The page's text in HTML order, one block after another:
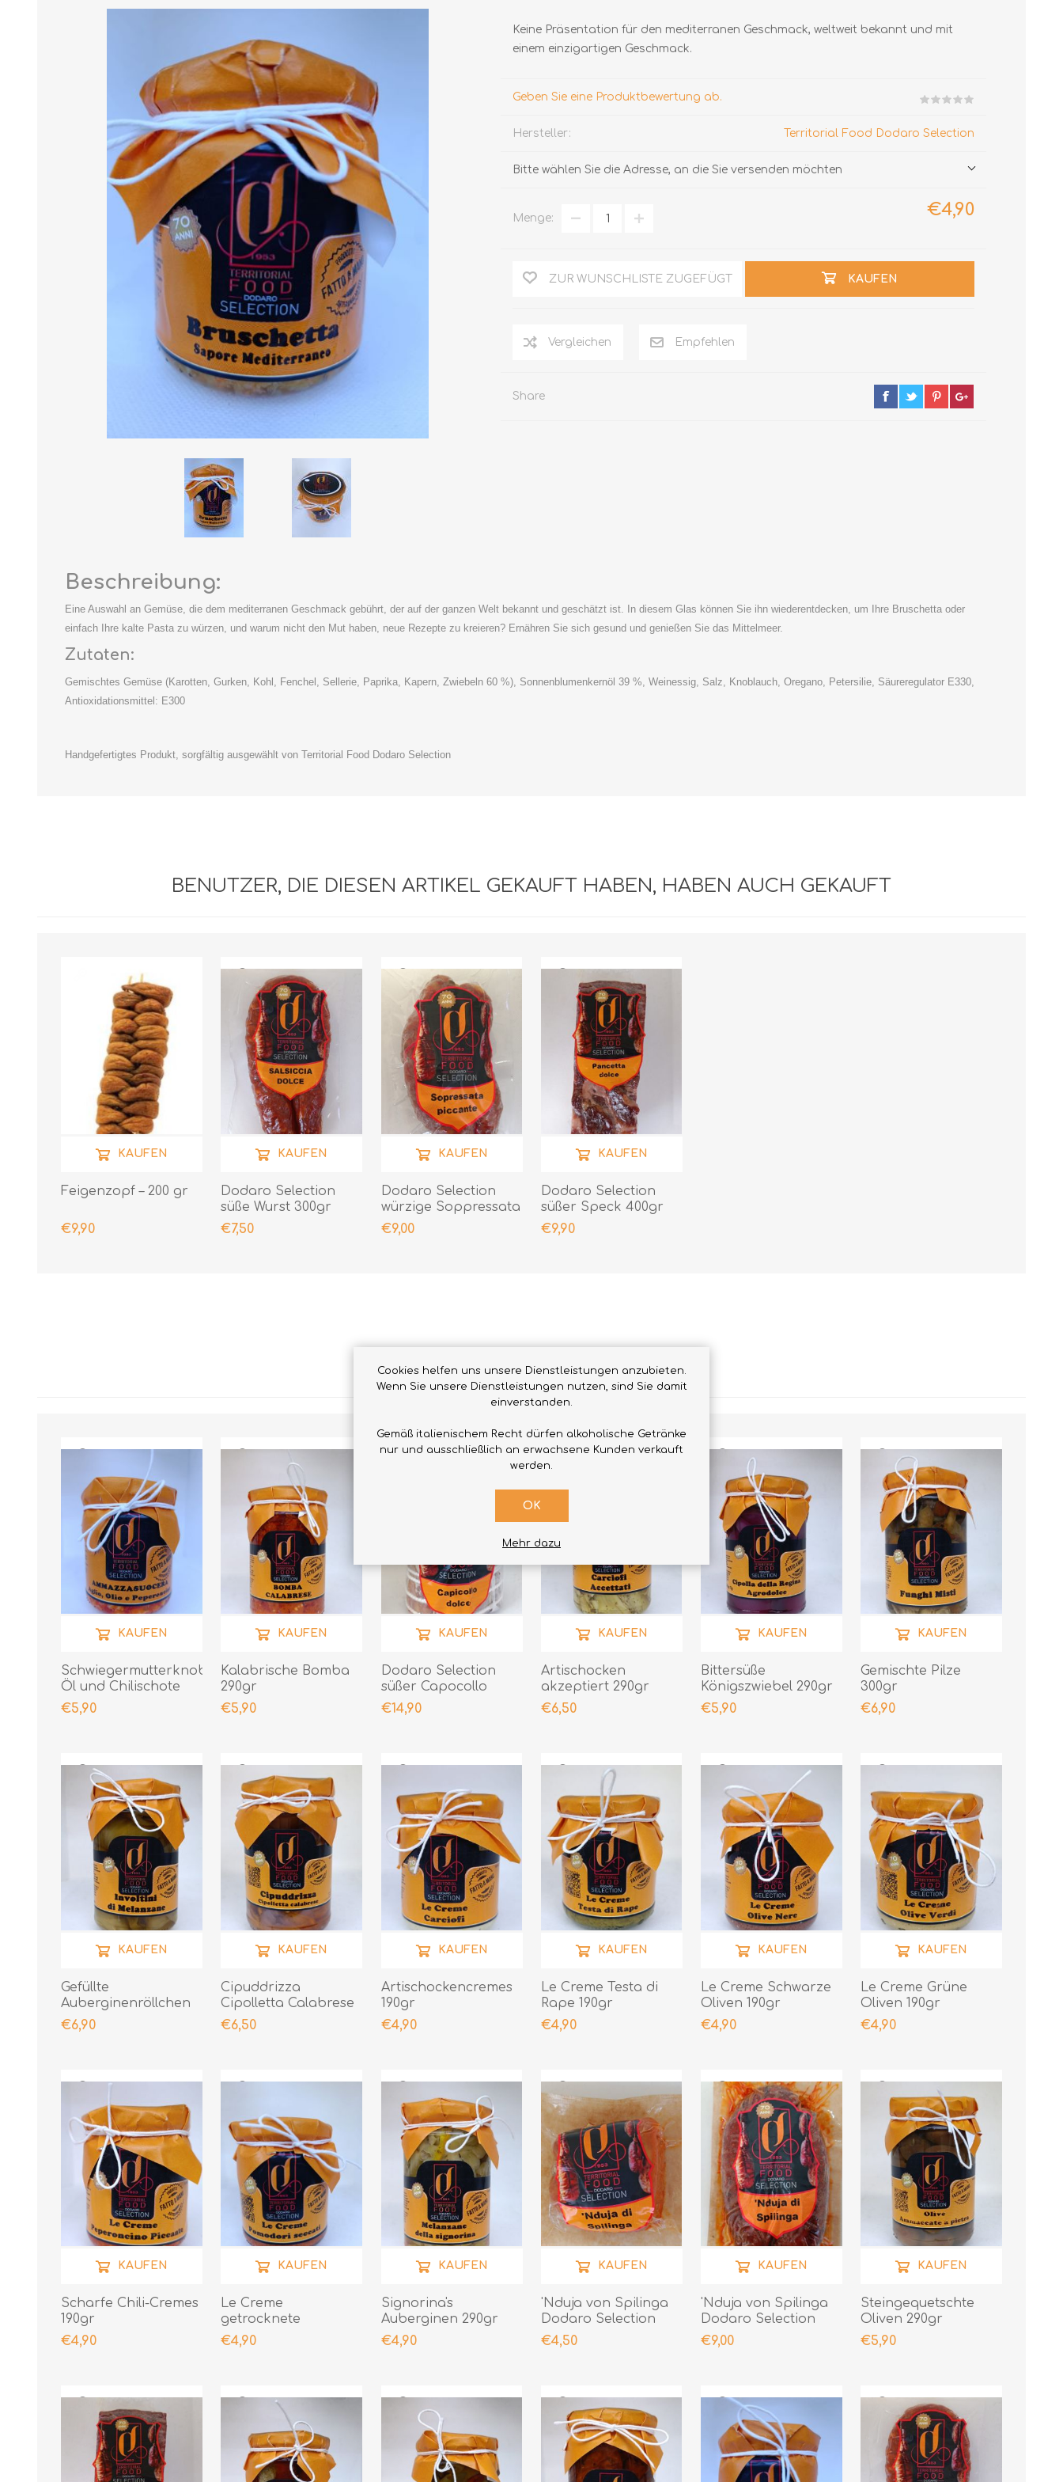
MARMELADEN TRÜFFEL HONIG
Keine Präsentation für den mediterranen Geschmack, weltweit bekannt und mit
einem einzigartigen Geschmack.
Geben Sie eine Produktbewertung ab.
Hersteller: Territorial Food Dodaro Selection
Bitte wählen Sie die Adresse, an die Sie versenden möchten
€4,90
Menge:
ZUR WUNSCHLISTE ZUGEFÜGT KAUFEN
Vergleichen Empfehlen
Share
Beschreibung:
Eine Auswahl an Gemüse, die dem mediterranen Geschmack gebührt, der auf der ganzen Welt bekannt und geschätzt ist. In diesem Glas können Sie ihn wiederentdecken, um Ihre Bruschetta oder
einfach Ihre kalte Pasta zu würzen, und warum nicht den Mut haben, neue Rezepte zu kreieren? Ernähren Sie sich gesund und genießen Sie das Mittelmeer.
Zutaten:
Gemischtes Gemüse (Karotten, Gurken, Kohl, Fenchel, Sellerie, Paprika, Kapern, Zwiebeln 60 %), Sonnenblumenkernöl 39 %, Weinessig, Salz, Knoblauch, Oregano, Petersilie, Säureregulator E330,
Antioxidationsmittel: E300
Handgefertigtes Produkt, sorgfältig ausgewählt von Territorial Food Dodaro Selection
BENUTZER, DIE DIESEN ARTIKEL GEKAUFT HABEN, HABEN AUCH GEKAUFT
Feigenzopf – 200 gr
€9,90
KAUFEN
Dodaro Selection
süße Wurst 300gr
€7,50
KAUFEN
Dodaro Selection
würzige Soppressata
300gr
€9,00
KAUFEN
Dodaro Selection
süßer Speck 400gr
€9,90
KAUFEN
VERWANDTE PRODUKTE
Schwiegermutterknoblauch,
Öl und Chilischote
190gr
€5,90
KAUFEN
Kalabrische Bomba
290gr
€5,90
KAUFEN
Dodaro Selection
süßer Capocollo
500gr
€14,90
KAUFEN
Artischocken
akzeptiert 290gr
€6,50
KAUFEN
Bittersüße
Königszwiebel 290gr
€5,90
KAUFEN
Gemischte Pilze
300gr
€6,90
KAUFEN
Gefüllte
Auberginenröllchen
290gr
€6,90
KAUFEN
Cipuddrizza
Cipolletta Calabrese
- Lampascioni 290gr
€6,50
KAUFEN
Artischockencremes
190gr
€4,90
KAUFEN
Le Creme Testa di
Rape 190gr
€4,90
KAUFEN
Le Creme Schwarze
Oliven 190gr
€4,90
KAUFEN
Le Creme Grüne
Oliven 190gr
€4,90
KAUFEN
Scharfe Chili-Cremes
190gr
€4,90
KAUFEN
Le Creme
getrocknete
Tomaten 190gr
€4,90
KAUFEN
Signorina's
Auberginen 290gr
€4,90
KAUFEN
'Nduja von Spilinga
Dodaro Selection
200gr
€4,50
KAUFEN
'Nduja von Spilinga
Dodaro Selection
400gr
€9,00
KAUFEN
Steingequetschte
Oliven 290gr
€5,90
KAUFEN
Cookies helfen uns unsere Dienstleistungen anzubieten.
Wenn Sie unsere Dienstleistungen nutzen, sind Sie damit
einverstanden.
Gemäß italienischem Recht dürfen alkoholische Getränke
nur und ausschließlich an erwachsene Kunden verkauft
werden.
OK
Mehr dazu